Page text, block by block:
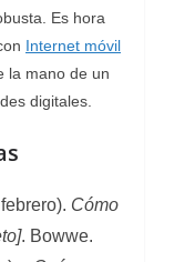
Es hora
Internet móvil
la mano de un
digitales.
Cómo
. Bowwe.